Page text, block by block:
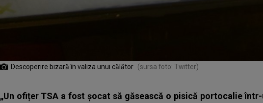
Descoperire bizară în valiza unui călător (sursa foto: Twitter)
„Un ofițer TSA a fost șocat să găsească o pisică portocalie